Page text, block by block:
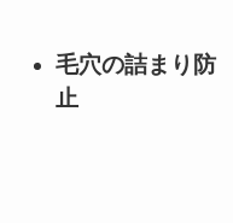
毛穴の詰まり防
止